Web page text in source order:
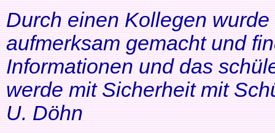
Durch einen Kollegen
aufmerksam gemacht und
Informationen und das
werde mit Sicherheit mit
U. Döhn